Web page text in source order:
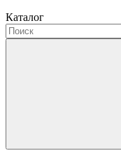
Каталог